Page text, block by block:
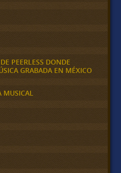
PEERLESS DONDE
GRABADA EN MÉXICO
MUSICAL